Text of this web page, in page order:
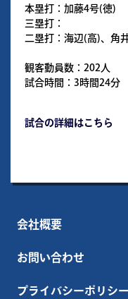
本塁打：加藤4号(徳)
三塁打：
二塁打：海辺(高)、角
観客動員数：202人
試合時間：3時間24分
試合の詳細はこちら
会社概要
お問い合わせ
プライバシーポリシー